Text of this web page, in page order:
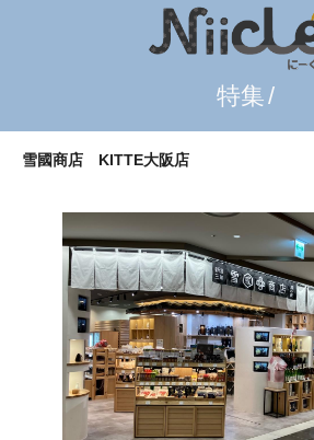
特集
雪國商店 KITTE大阪店